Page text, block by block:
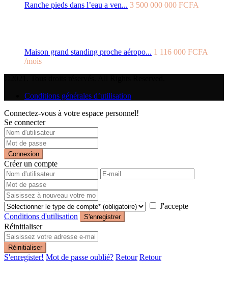
Ranche pieds dans l’eau a ven... 3 500 000 000 FCFA
Maison grand standing proche aéropo... 1 116 000 FCFA
/mois
Conditions générales d’utilisation
Connectez-vous à votre espace personnel!
Se connecter
Connexion
Créer un compte
J'accepte
Conditions d'utilisation
S'enregistrer
Réinitialiser
Réinitialiser
S'enregister! Mot de passe oublié? Retour Retour